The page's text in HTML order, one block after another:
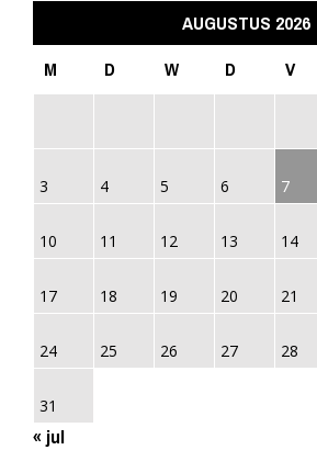
AUGUSTUS 2026
M
D W D V
3 4 5 6 7
10 11 12 13 14
17 18 19 20 21
24 25 26 27 28
31
« jul